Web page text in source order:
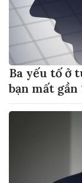
Ba yếu tố ở
bạn mất